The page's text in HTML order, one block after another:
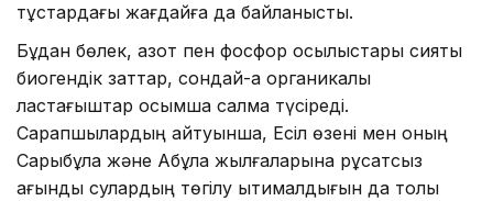
тұстардағы жағдайға да байланысты.
Бұдан бөлек, азот пен фосфор қосылыстары сияқты
биогендік заттар, сондай-ақ органикалық
ластағыштар қосымша салмақ түсіреді.
Сарапшылардың айтуынша, Есіл өзені мен оның
Сарыбұлақ және Ақбұлақ жылғаларына рұқсатсыз
ағынды сулардың төгілу ықтималдығын да толық